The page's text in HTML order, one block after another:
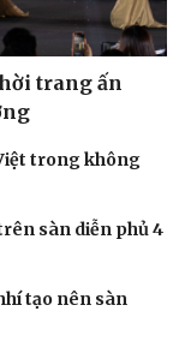
trang ấn
trong không
sàn diễn phủ 4
tạo nên sàn